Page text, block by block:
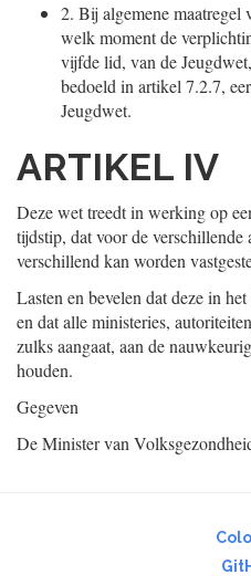
2. Bij algemene maatregel
welk moment de
vijfde lid, van de
bedoeld in artikel 7.2.7,
Jeugdwet.
ARTIKEL IV
Deze wet treedt in werking op
tijdstip, dat voor de
verschillend kan worden
Lasten en bevelen dat deze in
en dat alle ministeries,
zulks aangaat, aan de
houden.
Gegeven
De Minister van